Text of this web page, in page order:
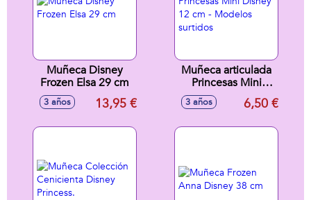
Muñeca Disney
Frozen Elsa 29 cm
3 años 13,95 €
Muñeca articulada
Princesas Mini
Disney 12 cm -
Modelos surtidos
3 años 6,50 €